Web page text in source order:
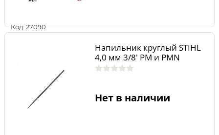
Код: 27090
Напильник круглый STIHL
4,0 мм 3/8' PM и PMN
Нет в наличии